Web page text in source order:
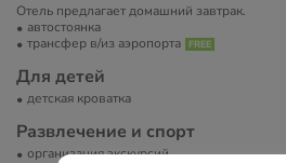
Отель предлагает домашний завтрак.
автостоянка
трансфер в/из аэропорта
Для детей
детская кроватка
Развлечение и спорт
организация экскурсий